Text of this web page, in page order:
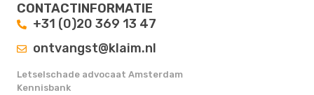
CONTACTINFORMATIE
+31 (0)20 369 13 47
ontvangst@klaim.nl
Letselschade advocaat Amsterdam
Kennisbank